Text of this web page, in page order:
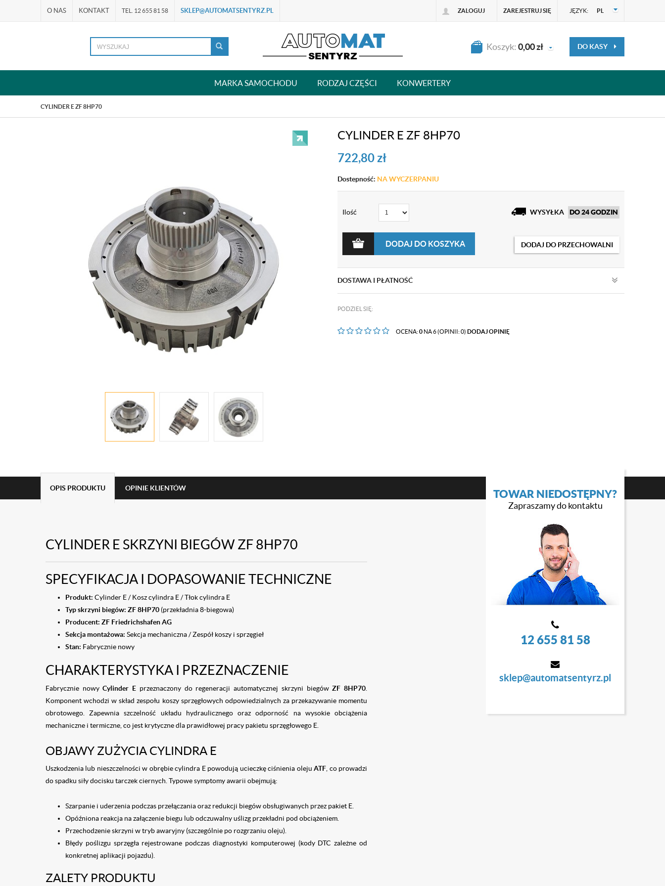
O NAS KONTAKT TEL. 12 655 81 58 SKLEP@AUTOMATSENTYRZ.PL ZALOGUJ ZAREJESTRUJ SIĘ JĘZYK: PL
Koszyk: 0,00zł DO KASY
MARKA SAMOCHODU RODZAJ CZĘŚCI KONWERTERY
CYLINDER E ZF 8HP70
CYLINDER E ZF 8HP70
722,80zł
Dostepność: NA WYCZERPANIU
Ilość WYSYŁKA DO 24 GODZIN
DODAJ DO KOSZYKA DODAJ DO PRZECHOWALNI
DOSTAWA I PŁATNOŚĆ
PODZIEL SIĘ:
OCENA:0 NA 6 (OPINII: 0) DODAJ OPINIĘ
OPIS PRODUKTU OPINIE KLIENTÓW
CYLINDER E SKRZYNI BIEGÓW ZF 8HP70
SPECYFIKACJA I DOPASOWANIE TECHNICZNE
Produkt: Cylinder E / Kosz cylindra E / Tłok cylindra E
Typ skrzyni biegów: ZF 8HP70 (przekładnia 8-biegowa)
Producent: ZF Friedrichshafen AG
Sekcja montażowa: Sekcja mechaniczna / Zespół koszy i sprzęgieł
Stan: Fabrycznie nowy
CHARAKTERYSTYKA I PRZEZNACZENIE
Fabrycznie nowyCylinder E przeznaczony do regeneracji automatycznej skrzyni biegówZF 8HP70
Komponent wchodzi w skład zespołu koszy sprzęgłowych odpowiedzialnych za przekazywanie momentu
obrotowego. Zapewnia szczelność układu hydraulicznego oraz odporność na wysokie obciążenia
mechaniczne i termiczne, co jest krytyczne dla prawidłowej pracy pakietu sprzęgłowego E.
OBJAWY ZUŻYCIA CYLINDRA E
Uszkodzenia lub nieszczelności w obrębie cylindra E powodują ucieczkę ciśnienia olejuATF , co prowadzi
do spadku siły docisku tarczek ciernych. Typowe symptomy awarii obejmują:
Szarpanie i uderzenia podczas przełączania oraz redukcji biegów obsługiwanych przez pakiet E.
Opóźniona reakcja na załączenie biegu lub odczuwalny uślizg przekładni pod obciążeniem.
Przechodzenie skrzyni w tryb awaryjny (szczególnie po rozgrzaniu oleju).
Błędy poślizgu sprzęgła rejestrowane podczas diagnostyki komputerowej (kody DTC zależne od
konkretnej aplikacji pojazdu).
ZALETY PRODUKTU
TOWAR NIEDOSTĘPNY?
Zapraszamy do kontaktu
12 655 81 58
sklep@automatsentyrz.pl